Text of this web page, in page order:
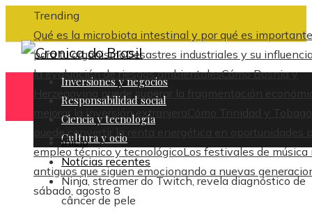
Trending
Qué es la microbiota intestinal y por qué es importante
para tu organismoDesastres industriales y su
la evaluación de riesgos ambientalesCómo Bosnia y
Herzegovina puede superar la fragmentación
mejorar la inversión extranjera
Cómo Trinidad y Tobago
puede convertir la renta energética en oportunidades
empleo técnico y tecnológicoLos festivales de música
antiguos que siguen emocionando a nuevas
sábado, agosto 8
Inversiones y negocios
Responsabilidad social
Ciencia y tecnología
Cultura y ocio
Inicio
Notícias recentes
Ninja, streamer do Twitch, revela diagnóstico de
câncer de pele